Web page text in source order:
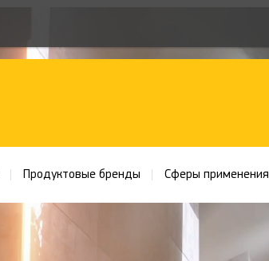
Продуктовые бренды Сферы применения